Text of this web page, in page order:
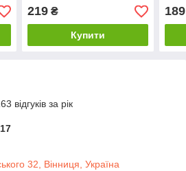
219₴
Купити
189
відгуків за рік
32, Вінниця, Україна